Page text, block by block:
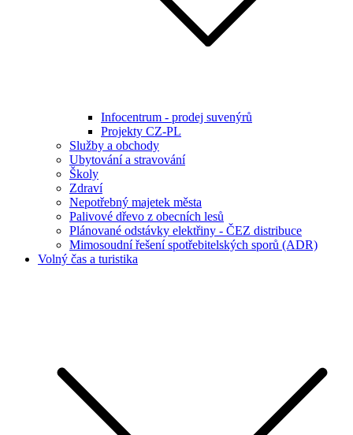
Infocentrum - prodej suvenýrů
Projekty CZ-PL
Služby a obchody
Ubytování a stravování
Školy
Zdraví
Nepotřebný majetek města
Palivové dřevo z obecních lesů
Plánované odstávky elektřiny - ČEZ distribuce
Mimosoudní řešení spotřebitelských sporů (ADR)
Volný čas a turistika